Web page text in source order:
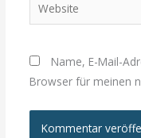
Name, E-Mail-
Browser für meinen